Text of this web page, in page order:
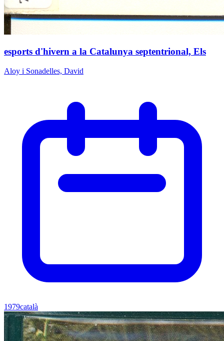
esports d'hivern a la Catalunya septentrional, Els
Aloy i Sonadelles, David
1979català